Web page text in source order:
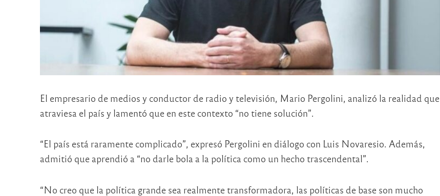
El empresario de medios y conductor de radio y televisión, Mario Pergolini, analizó la realidad que
atraviesa el país y lamentó que en este contexto “no tiene solución”.
“El país está raramente complicado”, expresó Pergolini en diálogo con Luis Novaresio. Además,
admitió que aprendió a “no darle bola a la política como un hecho trascendental”.
“No creo que la política grande sea realmente transformadora, las políticas de base son mucho